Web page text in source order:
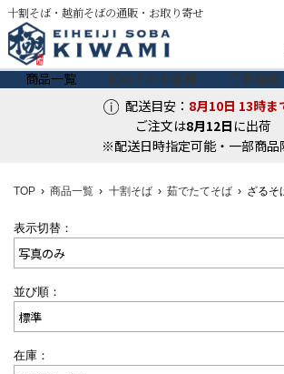
十割そば・越前そばの通販・お取り寄せ
商品一覧 初めてのお客様 ご家庭用
配送目安： 8月10日 13時ま
ご注文は8月12日 に出荷
※配送日時指定可能・一部商品
TOP 商品一覧 十割そば 茹でたてそば ざるそ
表示切替：
並び順：
在庫：